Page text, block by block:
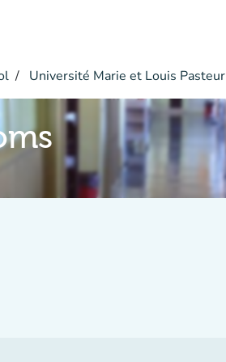
Université Marie et Louis Pasteur